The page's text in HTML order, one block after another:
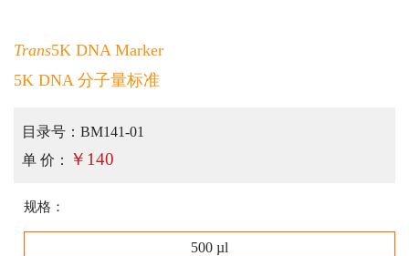
Trans5K DNA Marker
5K DNA 分子量标准
目录号：BM141-01
单 价：
￥140
规格：
500 µl